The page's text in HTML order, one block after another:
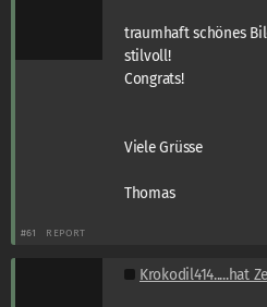
traumhaft schönes
stilvoll!
Congrats!
Viele Grüsse
Thomas
#61 REPORT
Krokodil414.....hat